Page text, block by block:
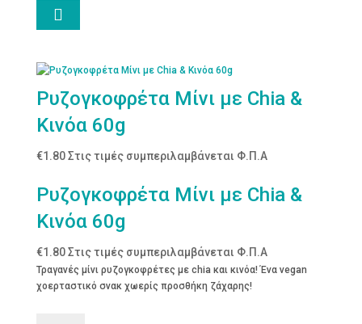

Ρυζογκοφρέτα Μίνι με Chia &
Κινόα 60g
€1.80 Στις τιμές συμπεριλαμβάνεται Φ.Π.Α
Ρυζογκοφρέτα Μίνι με Chia &
Κινόα 60g
€1.80 Στις τιμές συμπεριλαμβάνεται Φ.Π.Α
Τραγανές μίνι ρυζογκοφρέτες με chia και κινόα! Ένα vegan
χοερταστικό σνακ χωερίς προσθήκη ζάχαρης!